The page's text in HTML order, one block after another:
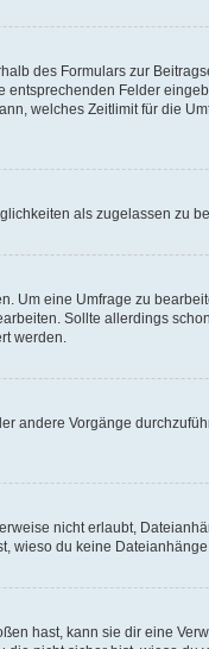
des Formulars zur
Felder
welches Zeitlimit für die
als zugelassen zu
eine Umfrage zu
Sollte allerdings
werden.
andere Vorgänge
nicht erlaubt,
wieso du keine
hast, kann sie dir eine